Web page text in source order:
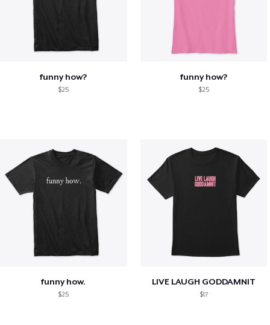
funny how?
$25
funny how?
$25
funny how.
$25
LIVE LAUGH GODDAMNIT
$17